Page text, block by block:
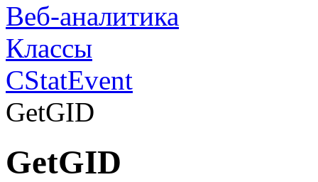
Веб-аналитика
Классы
CStatEvent
GetGID
GetGID